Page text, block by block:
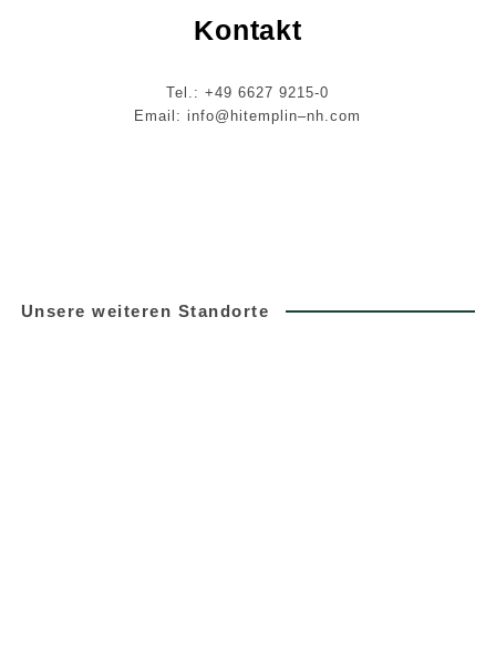
Kontakt
Tel.:+49 6627 9215-0
Email:info@hitemplin–nh.com
Unsere weiteren Standorte